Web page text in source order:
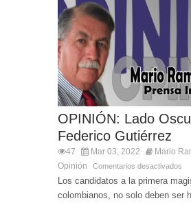
OPINIÓN: Lado
Federico Gutiérrez
47 Mar 03, 2022 Mario
Opinión Comentarios desactivados
Los candidatos a la primera
colombianos, no solo deben ser